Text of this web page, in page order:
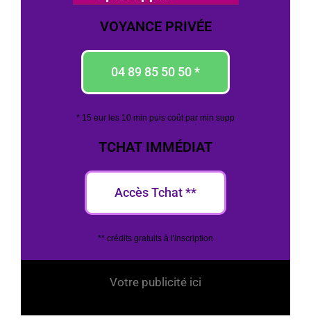
VOYANCE PRIVÉE
04 89 85 50 50 *
* 15 eur les 10 min puis coût par min supp
TCHAT IMMÉDIAT
Accès Tchat **
** crédits gratuits à l'inscription
Votre publicité ici